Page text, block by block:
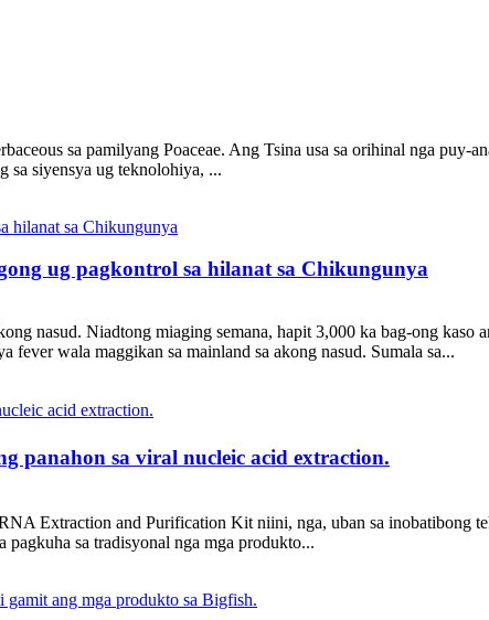
sa pamilyang Poaceae. Ang Tsina usa sa orihinal nga puy-
sa siyensya ug teknolohiya, ...
ug pagkontrol sa hilanat sa Chikungunya
nasud. Niadtong miaging semana, hapit 3,000 ka bag-ong kaso
wala maggikan sa mainland sa akong nasud. Sumala sa...
panahon sa viral nucleic acid extraction.
Extraction and Purification Kit niini, nga, uban sa inobatibong
pagkuha sa tradisyonal nga mga produkto...